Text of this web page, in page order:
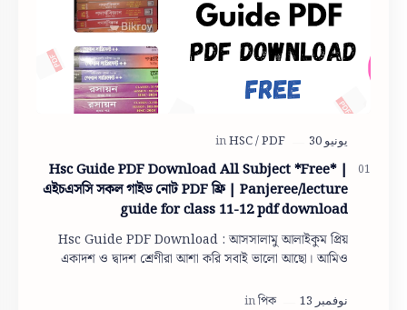
Hsc Guide PDF Download All Subject *Free* |
এইচএসসি সকল গাইড নোট PDF ফ্রি | Panjeree/lecture
guide for class 11-12 pdf download
Hsc Guide PDF Download : আসসালামু আলাইকুম প্রিয়
একাদশ ও দ্বাদশ শ্রেণীরা আশা করি সবাই ভালো আছো। আমিও